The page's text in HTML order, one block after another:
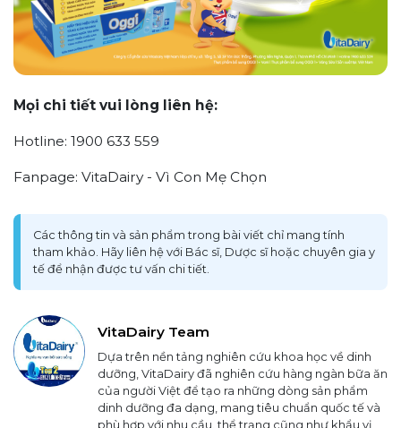
Mọi chi tiết vui lòng liên hệ:
Hotline: 1900 633 559
Fanpage: VitaDairy - Vì Con Mẹ Chọn
Các thông tin và sản phẩm trong bài viết chỉ mang tính
tham khảo. Hãy liên hệ với Bác sĩ, Dược sĩ hoặc chuyên gia y
tế để nhận được tư vấn chi tiết.
VitaDairy Team
Dựa trên nền tảng nghiên cứu khoa học về dinh
dưỡng, VitaDairy đã nghiên cứu hàng ngàn bữa ăn
của người Việt để tạo ra những dòng sản phẩm
dinh dưỡng đa dạng, mang tiêu chuẩn quốc tế và
phù hợp với nhu cầu, thể trạng cũng như khẩu vị